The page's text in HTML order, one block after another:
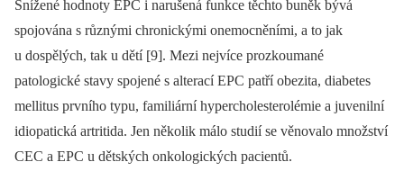
Snížené hodnoty EPC i narušená funkce těchto buněk bývá
spojována s různými chronickými onemocněními, a to jak
u dospělých, tak u dětí [9]. Mezi nejvíce prozkoumané
patologické stavy spojené s alterací EPC patří obezita, diabetes
mellitus prvního typu, familiární hypercholesterolémie a juvenilní
idiopatická artritida. Jen několik málo studií se věnovalo množství
CEC a EPC u dětských onkologických pacientů.